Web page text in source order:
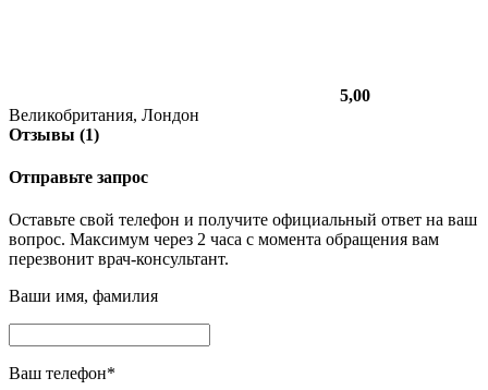
5,00
Великобритания, Лондон
Отзывы (1)
Отправьте запрос
Оставьте свой телефон и получите официальный ответ на ваш
вопрос. Максимум через 2 часа с момента обращения вам
перезвонит врач-консультант.
Ваши имя, фамилия
Ваш телефон*